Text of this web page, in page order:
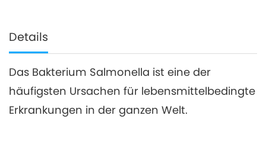
Details
Das Bakterium Salmonella ist eine der
häufigsten Ursachen für lebensmittelbedingte
Erkrankungen in der ganzen Welt.